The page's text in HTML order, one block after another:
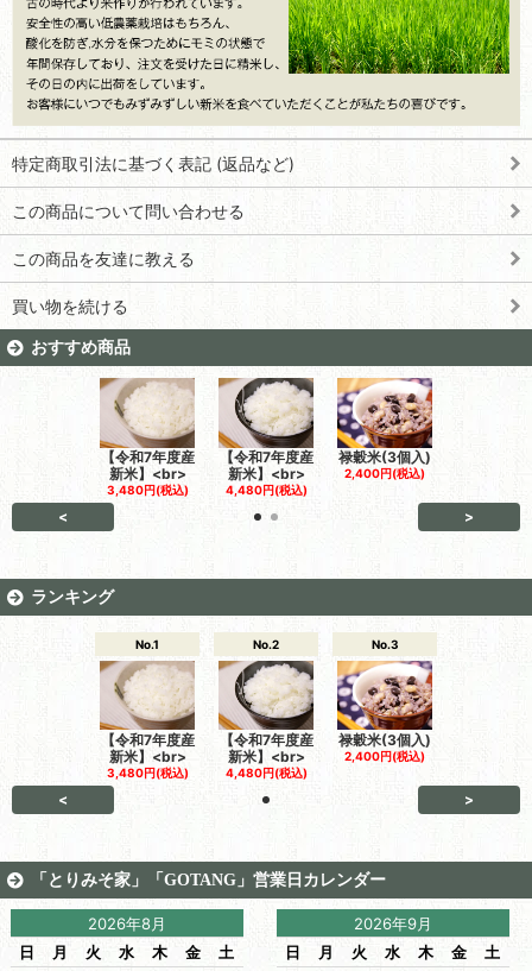
特定商取引法に基づく表記 (返品など)
この商品について問い合わせる
この商品を友達に教える
買い物を続ける
おすすめ商品
【令和7年度産
新米】<br>
3,480円(税込)
【令和7年度産
新米】<br>
4,480円(税込)
禄穀米(3個入)
2,400円(税込)
< >
ランキング
No.1
【令和7年度産
新米】<br>
3,480円(税込)
No.2
【令和7年度産
新米】<br>
4,480円(税込)
No.3
禄穀米(3個入)
2,400円(税込)
< >
「とりみそ家」「GOTANG」営業日カレンダー
2026年8月
日
月 火 水 木 金
土
2026年9月
日
月 火 水 木 金
土